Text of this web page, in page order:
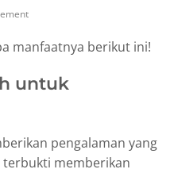
manfaatnya berikut ini!
untuk
pengalaman yang
terbukti memberikan